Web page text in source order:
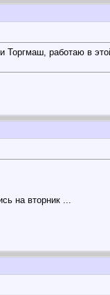
работаю в
на вторник ...